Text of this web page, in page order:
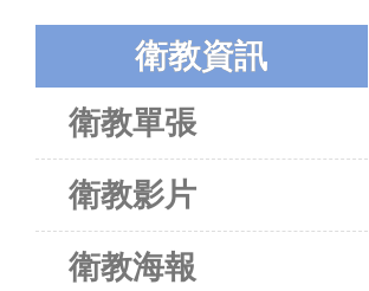
衛教資訊
衛教單張
衛教影片
衛教海報